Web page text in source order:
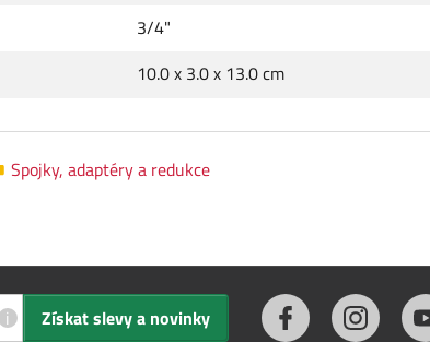
3/4"
10.0 x 3.0 x 13.0 cm
Spojky, adaptéry a redukce
i Získat slevy a novinky